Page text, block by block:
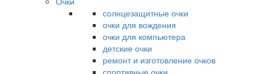
солнцезащитные очки
очки для вождения
очки для компьютера
детские очки
ремонт и изготовление очков